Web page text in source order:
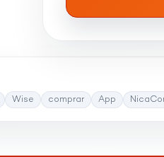
Wise comprar App